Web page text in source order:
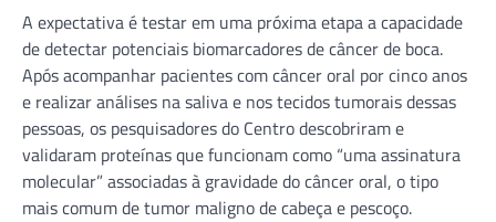
A expectativa é testar em uma próxima etapa a capacidade
de detectar potenciais biomarcadores de câncer de boca.
Após acompanhar pacientes com câncer oral por cinco anos
e realizar análises na saliva e nos tecidos tumorais dessas
pessoas, os pesquisadores do Centro descobriram e
validaram proteínas que funcionam como “uma assinatura
molecular” associadas à gravidade do câncer oral, o tipo
mais comum de tumor maligno de cabeça e pescoço.